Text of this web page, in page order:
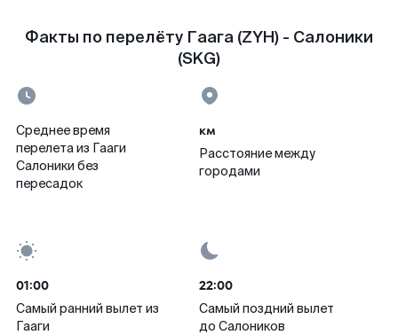
Факты по перелёту Гаага (ZYH) - Салоники
(SKG)
Среднее время
перелета из Гааги
Салоники без
пересадок
км
Расстояние между
городами
01:00
Самый ранний вылет из
Гааги
22:00
Самый поздний вылет
до Салоников